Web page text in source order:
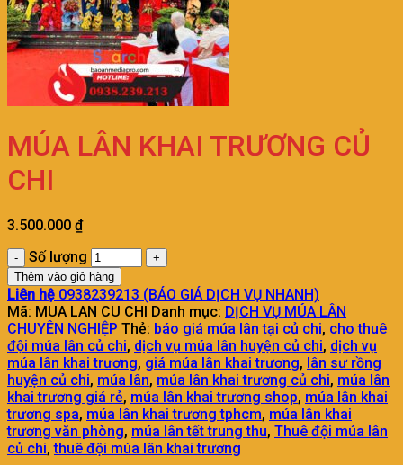
MÚA LÂN KHAI TRƯƠNG CỦ
CHI
3.500.000 ₫
Số lượng
Thêm vào giỏ hàng
Liên hệ 0938239213 (BÁO GIÁ DỊCH VỤ NHANH)
Mã: MUA LAN CU CHI Danh mục: DỊCH VỤ MÚA LÂN
CHUYÊN NGHIỆP Thẻ: báo giá múa lân tại củ chi, cho thuê
đội múa lân củ chi, dịch vụ múa lân huyện củ chi, dịch vụ
múa lân khai trương, giá múa lân khai trương, lân sư rồng
huyện củ chi, múa lân, múa lân khai trương củ chi, múa lân
khai trương giá rẻ, múa lân khai trương shop, múa lân khai
trương spa, múa lân khai trương tphcm, múa lân khai
trương văn phòng, múa lân tết trung thu, Thuê đội múa lân
củ chi,thuê đội múa lân khai trương